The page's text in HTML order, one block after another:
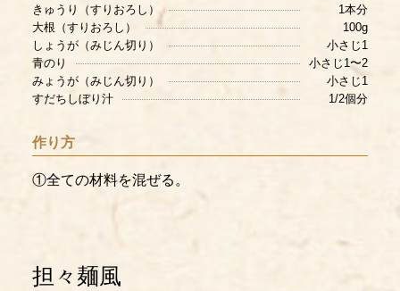
きゅうり（すりおろし）
大根（すりおろし）
しょうが（みじん切り）
青のり
みょうが（みじん切り）
すだちしぼり汁
1本分
100g
小さじ1
小さじ1〜2
小さじ1
1/2個分
作り方
①全ての材料を混ぜる。
担々麺風